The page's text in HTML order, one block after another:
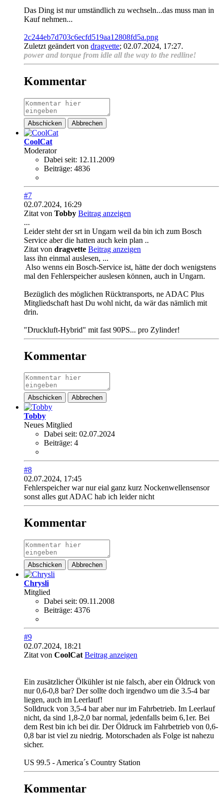
Das Ding ist nur umständlich zu wechseln...das muss man in
Kauf nehmen...
2c244eb7d703c6ecfd519aa12808fd5a.png
Zuletzt geändert von dragvette; 02.07.2024, 17:27.
power and torque from idle all the way to the redline!
Kommentar
Abschicken Abbrechen
CoolCat
Moderator
Dabei seit: 12.11.2009
Beiträge: 4836
#7
02.07.2024, 16:29
Zitat von Tobby Beitrag anzeigen
...
Leider steht der srt in Ungarn weil da bin ich zum Bosch
Service aber die hatten auch kein plan ..
Zitat von dragvette Beitrag anzeigen
lass ihn einmal auslesen, ...
Also wenns ein Bosch-Service ist, hätte der doch wenigstens
mal den Fehlerspeicher auslesen können, auch in Ungarn.
Bezüglich des möglichen Rücktransports, ne ADAC Plus
Mitgliedschaft hast Du wohl nicht, da wär das nämlich mit
drin.
"Druckluft-Hybrid" mit fast 90PS... pro Zylinder!
Kommentar
Abschicken Abbrechen
Tobby
Neues Mitglied
Dabei seit: 02.07.2024
Beiträge: 4
#8
02.07.2024, 17:45
Fehlerspeicher war nur eial ganz kurz Nockenwellensensor
sonst alles gut ADAC hab ich leider nicht
Kommentar
Abschicken Abbrechen
Chrysli
Mitglied
Dabei seit: 09.11.2008
Beiträge: 4376
#9
02.07.2024, 18:21
Zitat von CoolCat Beitrag anzeigen
Ein zusätzlicher Ölkühler ist nie falsch, aber ein Öldruck von
nur 0,6-0,8 bar? Der sollte doch irgendwo um die 3.5-4 bar
liegen, auch im Leerlauf!
Solldruck von 3,5-4 bar aber nur im Fahrbetrieb. Im Leerlauf
nicht, da sind 1,8-2,0 bar normal, jedenfalls beim 6,1er. Bei
dem Rest bin ich bei dir. Der Öldruck im Fahrbetrieb von 0,6-
0,8 bar ist viel zu niedrig. Motorschaden als Folge ist nahezu
sicher.
US 99.5 - America´s Country Station
Kommentar